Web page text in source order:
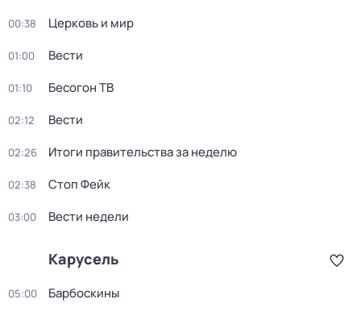
00:38 Церковь и мир
01:00 Вести
01:10 Бесогон ТВ
02:12 Вести
02:26 Итоги правительства за неделю
02:38 Стоп Фейк
03:00 Вести недели
Карусель
05:00 Барбоскины